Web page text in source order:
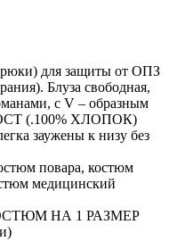
для защиты от ОПЗ
Блуза свободная,
с V – образным
(.100% ХЛОПОК)
заужены к низу без
повара, костюм
медицинский
НА 1 РАЗМЕР